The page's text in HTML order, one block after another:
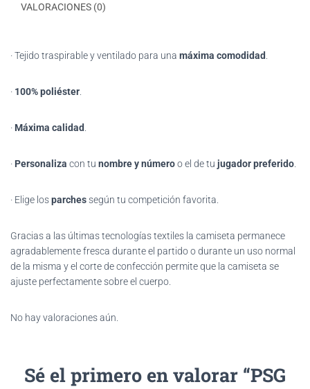
VALORACIONES (0)
· Tejido traspirable y ventilado para una máxima comodidad
· 100% poliéster
· Máxima calidad
· Personaliza con tu nombre y númeroo el de tu jugador preferido
· Elige losparchessegún tu competición favorita.
Graciasa las últimas tecnologías textiles la camiseta permanece
agradablemente fresca durante el partido o durante un uso normal
de la misma y el corte de confección permite que la camiseta se
ajuste perfectamente sobre el cuerpo.
No hay valoraciones aún.
Sé el primero en valorar “PSG